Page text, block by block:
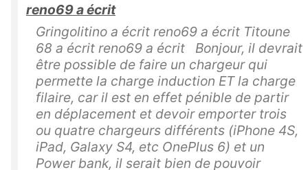
reno69 a écrit
Gringolitino a écrit reno69 a écrit Titoune
68 a écrit reno69 a écrit Bonjour, il devrait
être possible de faire un chargeur qui
permette la charge induction ET la charge
filaire, car il est en effet pénible de partir
en déplacement et devoir emporter trois
ou quatre chargeurs différents (iPhone 4S,
iPad, Galaxy S4, etc OnePlus 6) et un
Power bank, il serait bien de pouvoir